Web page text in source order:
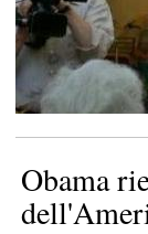
Obama